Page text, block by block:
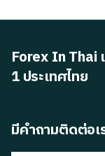
Forex In Thai
1 ประเทศไทย
มีคำถามติดต่อเ